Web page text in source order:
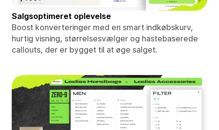
Salgsoptimeret oplevelse
Boost konverteringer med en smart indkøbskurv,
hurtig visning, størrelsesvælger og hastebaserede
callouts, der er bygget til at øge salget.